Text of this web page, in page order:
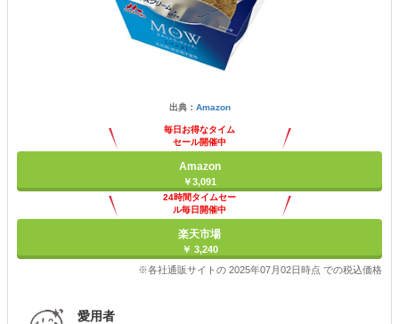
出典： Amazon
毎日お得なタイム
セール開催中
Amazon
￥3,091
24時間タイムセー
ル毎日開催中
楽天市場
￥ 3,240
※各社通販サイトの 2025年07月02日時点 での税込価格
愛用者